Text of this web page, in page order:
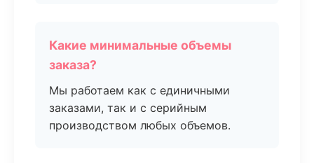
Какие минимальные объемы
заказа?
Мы работаем как с единичными
заказами, так и с серийным
производством любых объемов.